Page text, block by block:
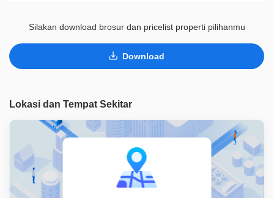
Silakan download brosur dan pricelist properti pilihanmu
Download
Lokasi dan Tempat Sekitar